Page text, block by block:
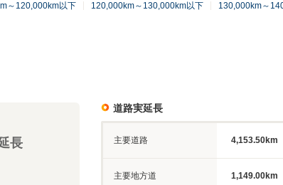
～120,000km以下 120,000km～130,000km以下 130,000km～
長
道路実延長
主要道路 4,153.50km
主要地方道 1,149.00km